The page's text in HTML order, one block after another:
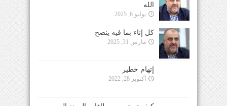
الله
يوليو 6, 2025
كل إناء بما فيه ينضح
مارس 31, 2025
إتهام خطير
أكتوبر 28, 2022